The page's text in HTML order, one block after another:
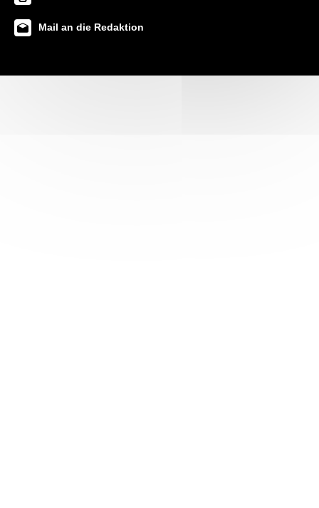
Mail an die Redaktion